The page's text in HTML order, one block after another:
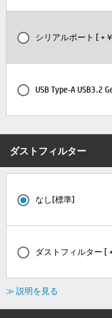
シリアルポート [ +
USB Type-A USB3.2
ダストフィルター
なし[標準]
ダストフィルター [
≫ 説明を見る